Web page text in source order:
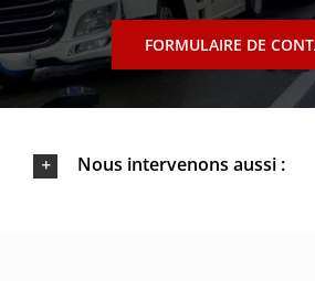
FORMULAIRE DE
Nous intervenons aussi :